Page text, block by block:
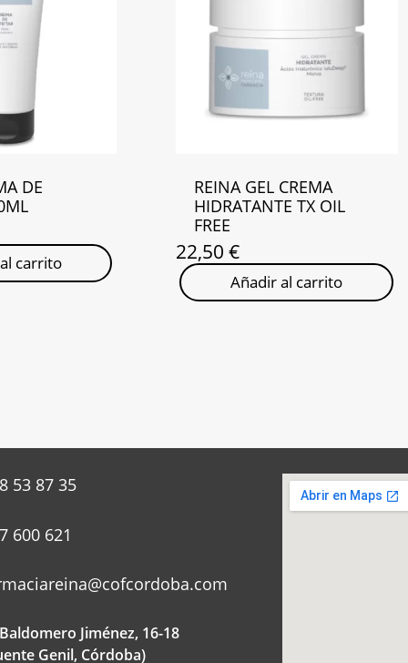
DE
carrito
REINA GEL CREMA
HIDRATANTE TX OIL
FREE
22,50 €
Añadir al carrito
53 87 35
600 621
Jiménez, 16-18
Genil, Córdoba)